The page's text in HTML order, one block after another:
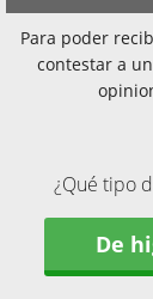
Para poder
contestar a
¿Qué tipo
De